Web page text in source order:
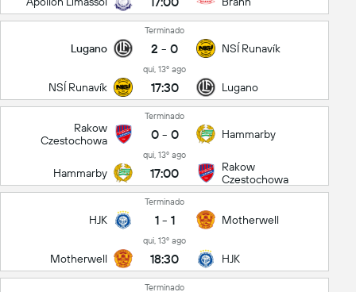
Lugano
Terminado
2 - 0 NSÍ Runavík
NSÍ Runavík
qui, 13º ago
17:30 Lugano
Rakow
Czestochowa
Terminado
0 - 0 Hammarby
Hammarby
qui, 13º ago
17:00
Rakow
Czestochowa
HJK
Terminado
1 - 1 Motherwell
Motherwell
qui, 13º ago
18:30 HJK
Terminado